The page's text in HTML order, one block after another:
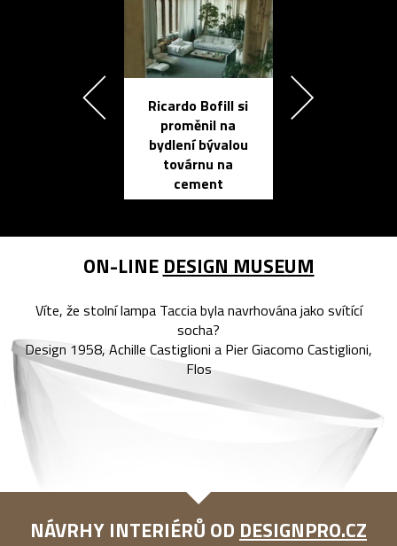
Ricardo Bofill si
proměnil na
bydlení bývalou
továrnu na
cement
ON-LINE DESIGN MUSEUM
Víte, že stolní lampa Taccia byla navrhována jako svítící
socha?
Design 1958, Achille Castiglioni a Pier Giacomo Castiglioni,
Flos
NÁVRHY INTERIÉRŮ OD DESIGNPRO.CZ